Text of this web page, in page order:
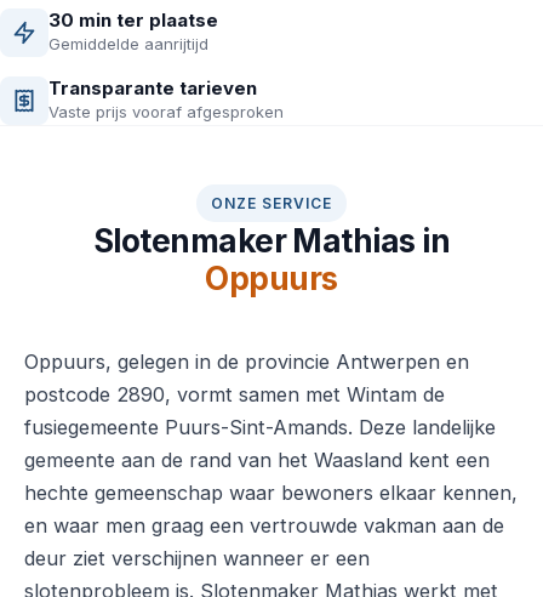
30 min ter plaatse
Gemiddelde aanrijtijd
Transparante tarieven
Vaste prijs vooraf afgesproken
ONZE SERVICE
Slotenmaker Mathias in
Oppuurs
Oppuurs, gelegen in de provincie Antwerpen en
postcode 2890, vormt samen met Wintam de
fusiegemeente Puurs-Sint-Amands. Deze landelijke
gemeente aan de rand van het Waasland kent een
hechte gemeenschap waar bewoners elkaar kennen,
en waar men graag een vertrouwde vakman aan de
deur ziet verschijnen wanneer er een
slotenprobleem is. Slotenmaker Mathias werkt met